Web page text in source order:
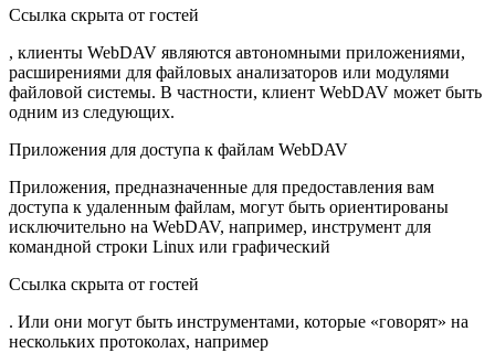
Ссылка скрыта от гостей
, клиенты WebDAV являются автономными приложениями,
расширениями для файловых анализаторов или модулями
файловой системы. В частности, клиент WebDAV может быть
одним из следующих.
Приложения для доступа к файлам WebDAV
Приложения, предназначенные для предоставления вам
доступа к удаленным файлам, могут быть ориентированы
исключительно на WebDAV, например, инструмент для
командной строки Linux или графический
Ссылка скрыта от гостей
. Или они могут быть инструментами, которые «говорят» на
нескольких протоколах, например